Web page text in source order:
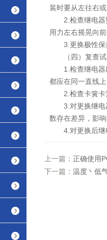
装时要从左往右
2.检查继电器型
用力左右摇晃向
3.更换极性保持
（四）复查试
1.检查继电器应
都应在同一直线
2.检查卡簧卡
3.对更换继电器
数存在差异，影
4.对更换后继电
上一篇： 正确使用
下一篇： 温度丶低